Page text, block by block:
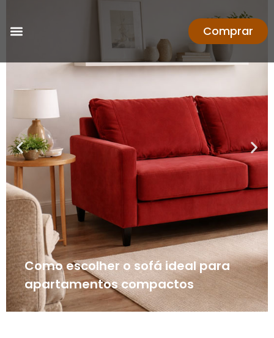
Comprar
Como escolher o sofá ideal para
apartamentos compactos